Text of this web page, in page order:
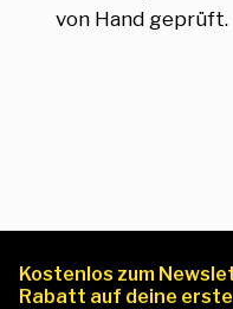
von Hand geprüft.
Kostenlos zum
Rabatt auf deine